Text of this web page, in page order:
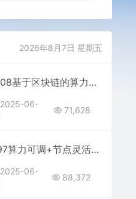
2026年8月7日 星期五
A108基于区块链的算力挖矿系统｜集成云矿场、矿池与USDT交易大厅功能
2025-06-
71,628
A97算力可调+节点灵活配置，打造高效虚拟币养成理财系统
2025-06-
88,372